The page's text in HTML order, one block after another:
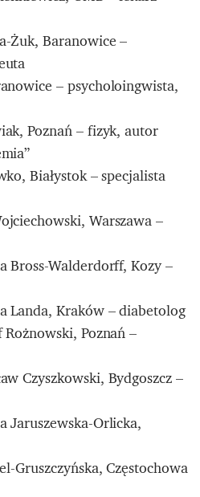
Żuk, Baranowice –
– psycholoingwista,
Poznań – fizyk, autor
Białystok – specjalista
Warszawa –
Bross-Walderdorff, Kozy –
Landa, Kraków – diabetolog
Poznań –
Czyszkowski, Bydgoszcz –
Jaruszewska-Orlicka,
Gruszczyńska, Częstochowa